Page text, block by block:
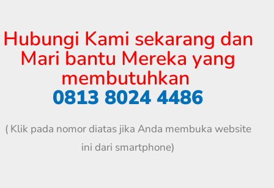
Hubungi Kami sekarang dan
Mari bantu Mereka yang
membutuhkan
0813 8024 4486
( Klik pada nomor diatas jika Anda membuka website
ini dari smartphone)